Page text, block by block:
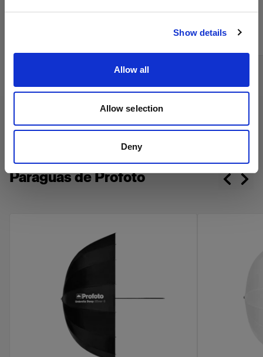
Show details
Allow all
Allow selection
Deny
Visitar el sitio
1 495,00 kr
Paraguas de Profoto